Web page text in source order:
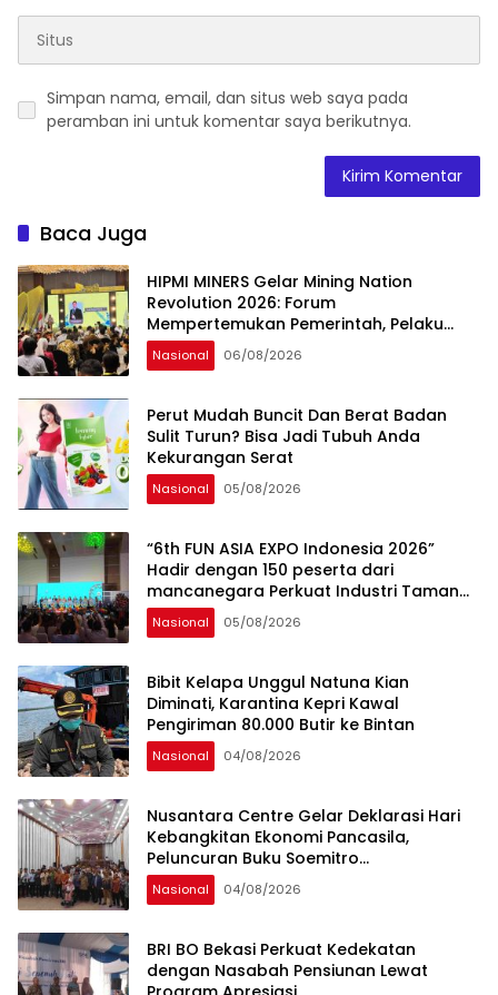
Simpan nama, email, dan situs web saya pada
peramban ini untuk komentar saya berikutnya.
Baca Juga
HIPMI MINERS Gelar Mining Nation
Revolution 2026: Forum
Mempertemukan Pemerintah, Pelaku
Industri, Investor, Akademisi, dan
Pengusaha dalam Mendukung
Nasional 06/08/2026
Perut Mudah Buncit Dan Berat Badan
Sulit Turun? Bisa Jadi Tubuh Anda
Kekurangan Serat
Nasional 05/08/2026
“6th FUN ASIA EXPO Indonesia 2026”
Hadir dengan 150 peserta dari
mancanegara Perkuat Industri Taman
Rekreasi dan Ekosistem Pariwisata di
Tanah Air
Nasional 05/08/2026
Bibit Kelapa Unggul Natuna Kian
Diminati, Karantina Kepri Kawal
Pengiriman 80.000 Butir ke Bintan
Nasional 04/08/2026
Nusantara Centre Gelar Deklarasi Hari
Kebangkitan Ekonomi Pancasila,
Peluncuran Buku Soemitro
Djojohadikusumo Anti Penjajahan
(Pergolakan Ekonomi Politik Indonesia) &
Undang Perekonomian Nasional dan
Kesejahteraan Sosial dalam Menata
Bangsa Menuju Indonesia Emas 2045”,
Nasional 04/08/2026
BRI BO Bekasi Perkuat Kedekatan
dengan Nasabah Pensiunan Lewat